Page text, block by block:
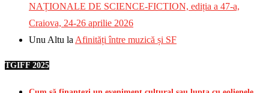
NAȚIONALE DE SCIENCE-FICTION, ediția a 47-a,
Craiova, 24-26 aprilie 2026
Unu Altu la Afinități între muzică și SF
TGIFF 2025